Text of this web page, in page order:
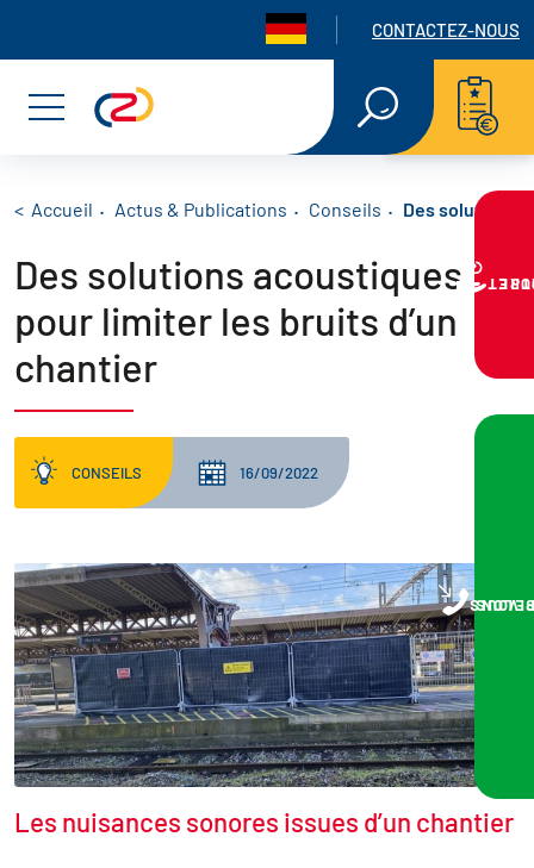
au
au
principal
au
de
page
Navigation
CONTACTEZ-NOUS
Menu
TEXTE
Fil d'Ariane
Accueil Actus & Publications Conseils Des solutions
Des solutions acoustiques
pour limiter les bruits d’un
chantier
CONSEILS 16/09/2022
Description
Les nuisances sonores issues d’un chantier
VOTRE
NOUS VOUS
Panneau de gestion des cookies